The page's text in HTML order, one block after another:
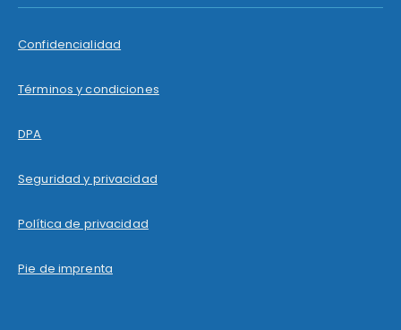
Confidencialidad
Términos y condiciones
DPA
Seguridad y privacidad
Política de privacidad
Pie de imprenta